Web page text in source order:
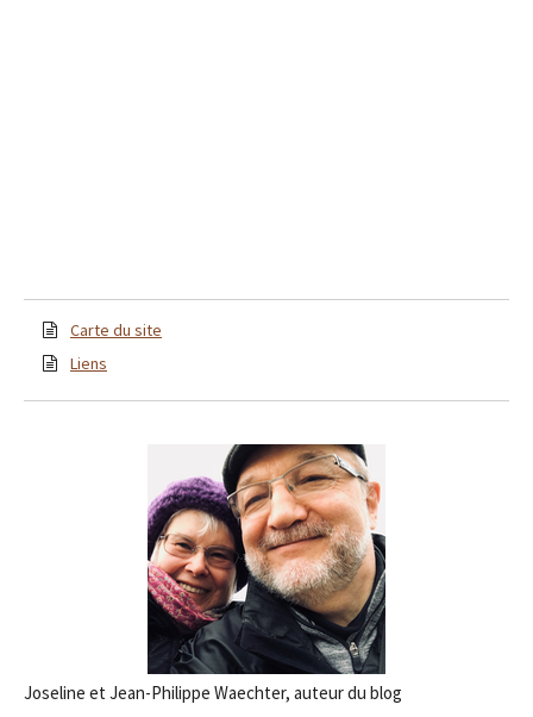
Carte du site
Liens
Joseline et Jean-Philippe Waechter, auteur du blog